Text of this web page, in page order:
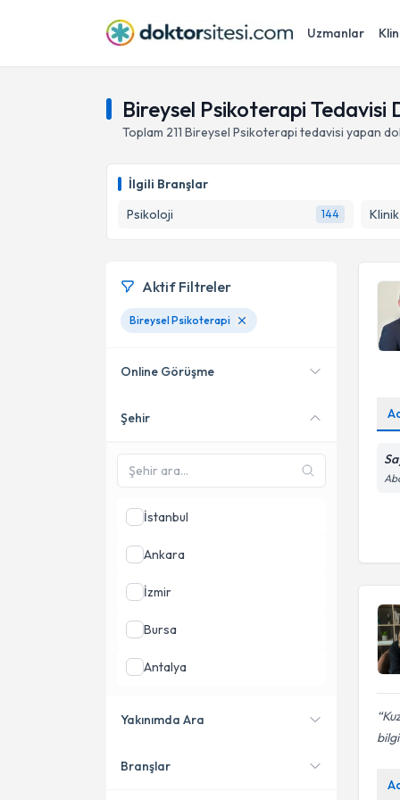
Uzmanlar
Bireysel Psikoterapi Tedavisi
Toplam 211 Bireysel Psikoterapi tedavisi yapan
İlgili Branşlar
Psikoloji
144
Aktif Filtreler
Bireysel Psikoterapi
Online Görüşme
Online danışmanlık sunan
Şehir
İstanbul
Ankara
İzmir
Bursa
Antalya
Yakınımda Ara
Konumuma yakın uzmanları
Branşlar